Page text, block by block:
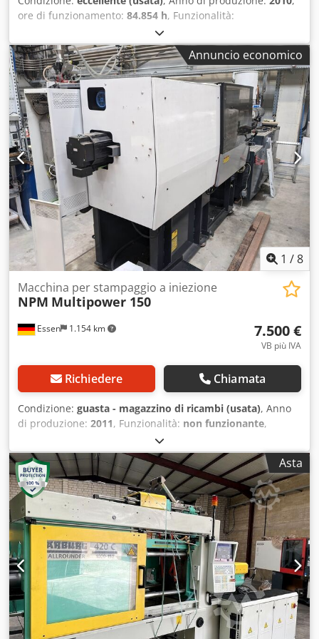
ore di funzionamento: 84.854 h, Funzionalità:
, Forza di chiusura: 320 kN
Diametro vite: D60 mm Volume massimo di iniezione: 664
cm³ Dimensioni piani di fissaggio: 1030 x 1030 mm Dkodpfx
Ajyvt Itsnisr Peso totale: 17,5 t
Annuncio economico
1 /8
Essen 1.154 km
Macchina per stampaggio a iniezione
NPM Multipower 150
7.500 €
VB più IVA
Richiedere Chiamata
Condizione: guasta - magazzino di ricambi (usata), Anno
di produzione: 2011, Funzionalità: non funzionante,
50.11.547
1.472 kN, diametro della vite:45 mm, distanza tra le
colonne:460 mm , forza di espulsione:4.000 N, corsa di
apertura:460 mm, lunghezza totale: 6.000 mm, larghezza
totale:
1.300 mm, altezza totale:2.000 mm, peso
complessivo:
6.600 kg , numero di iniezioni:1, potenza:64
kW (87,02 CV), tensione di ingresso: 400 V, In vendita:
pressa a iniezione idraulica NPM Multipower 150, anno di
costruzione 2011. La macchina viene sostituita da un
impianto più grande in seguito all’ampliamento della
capacità produttiva. Durante la fase di smontaggio, il
pannello di controllo (HMI) è stato rimosso e inviato in
riparazione. Dal momento che la macchina non è più
necessaria, non intendiamo sostenere ulteriori costi di
Asta